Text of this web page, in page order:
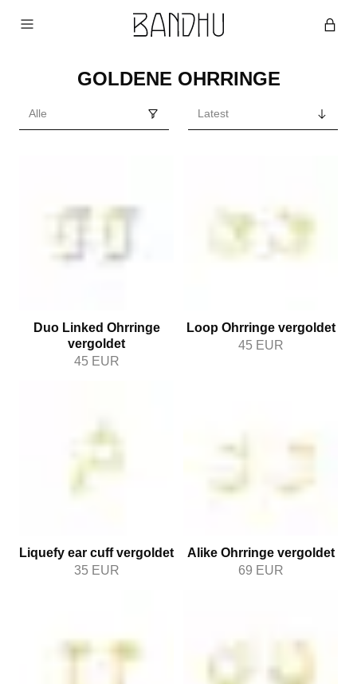
GOLDENE OHRRINGE
Duo Linked Ohrringe
vergoldet
45 EUR
Loop Ohrringe vergoldet
45 EUR
Liquefy ear cuff vergoldet
35 EUR
Alike Ohrringe vergoldet
69 EUR